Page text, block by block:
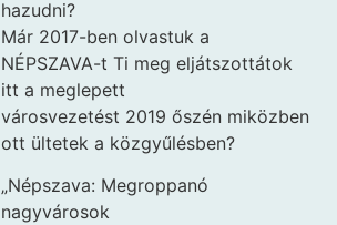
hazudni?
Már 2017-ben olvastuk a
NÉPSZAVA-t Ti meg eljátszottátok
itt a meglepett
városvezetést 2019 őszén miközben
ott ültetek a közgyűlésben?
„Népszava: Megroppanó
nagyvárosok